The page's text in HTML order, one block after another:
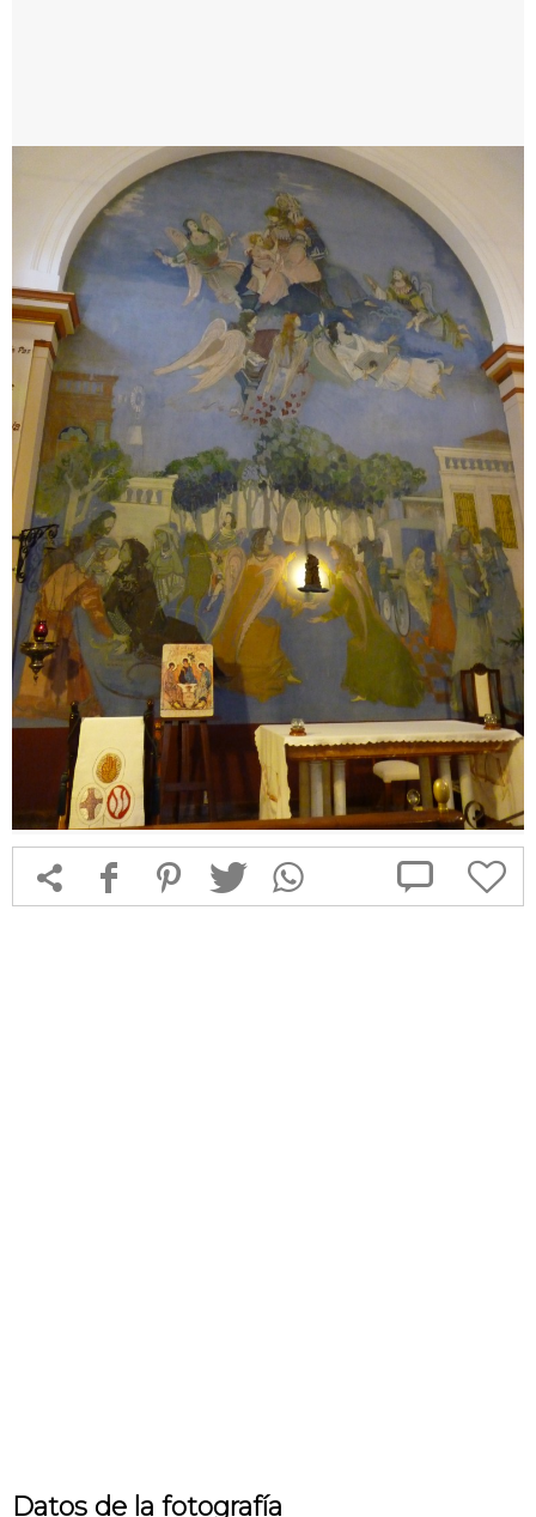
 f 1 T  
Datos de la fotografía